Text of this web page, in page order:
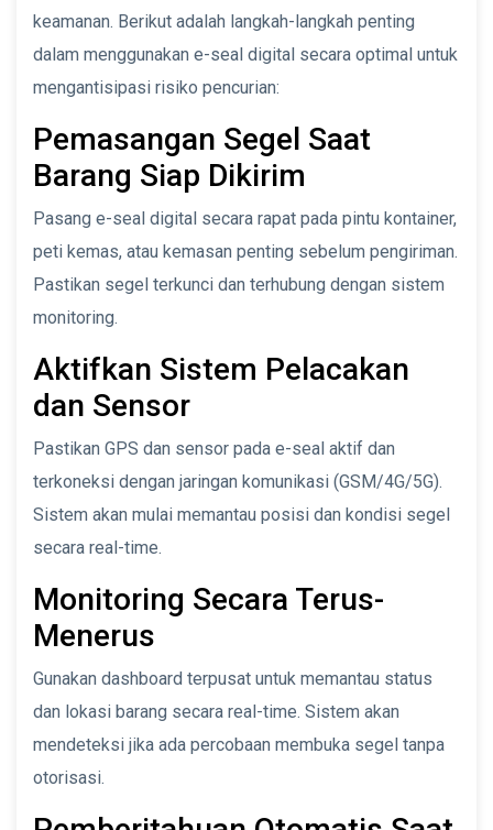
keamanan. Berikut adalah langkah-langkah penting
dalam menggunakan e-seal digital secara optimal untuk
mengantisipasi risiko pencurian:
Pemasangan Segel Saat
Barang Siap Dikirim
Pasang e-seal digital secara rapat pada pintu kontainer,
peti kemas, atau kemasan penting sebelum pengiriman.
Pastikan segel terkunci dan terhubung dengan sistem
monitoring.
Aktifkan Sistem Pelacakan
dan Sensor
Pastikan GPS dan sensor pada e-seal aktif dan
terkoneksi dengan jaringan komunikasi (GSM/4G/5G).
Sistem akan mulai memantau posisi dan kondisi segel
secara real-time.
Monitoring Secara Terus-
Menerus
Gunakan dashboard terpusat untuk memantau status
dan lokasi barang secara real-time. Sistem akan
mendeteksi jika ada percobaan membuka segel tanpa
otorisasi.